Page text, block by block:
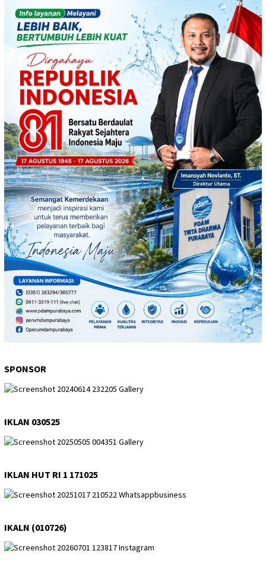
SPONSOR
IKLAN 030525
IKLAN HUT RI 1 171025
IKALN (010726)